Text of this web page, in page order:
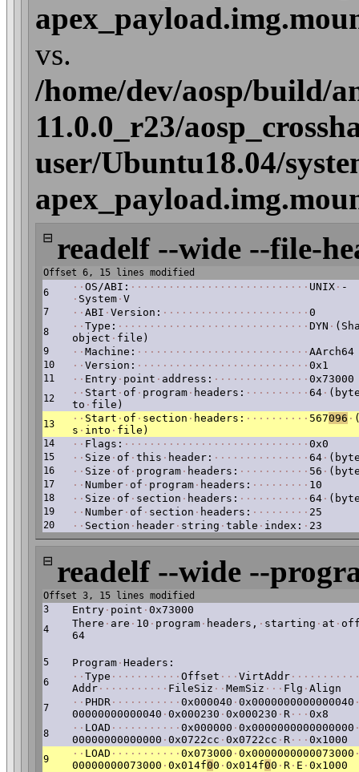
vs.
/home/dev/aosp/build/
11.0.0_r23/
user/Ubuntu18.04/
⊟ readelf --wide --file-
Offset 6, 15 lines modified
6
· · OS/ABI: · · · · · · · · · · · · · · · · · · · · · · · · · · · · UNIX · -
· System · V
7 · · ABI · Version: · · · · · · · · · · · · · · · · · · · · · · · 0
8 · · Type: · · · · · · · · · · · · · · · · · · · · · · · · · · · · · · DYN ·
object · file)
9 · · Machine: · · · · · · · · · · · · · · · · · · · · · · · · · · · AArch64
10 · · Version: · · · · · · · · · · · · · · · · · · · · · · · · · · · 0x1
11 · · Entry · point · address: · · · · · · · · · · · · · · · 0x73000
12 · · Start · of · program · headers: · · · · · · · · · · 64 ·
to · file)
13 · · Start · of · section · headers: · · · · · · · · · · 567096 ·
s · into · file)
14 · · Flags: · · · · · · · · · · · · · · · · · · · · · · · · · · · · · 0x0
15 · · Size · of · this · header: · · · · · · · · · · · · · · · 64 ·
16 · · Size · of · program · headers: · · · · · · · · · · · 56 ·
17 · · Number · of · program · headers: · · · · · · · · · 10
18 · · Size · of · section · headers: · · · · · · · · · · · 64 ·
19 · · Number · of · section · headers: · · · · · · · · · 25
20 · · Section · header · string · table · index: · 23
⊟ readelf --wide --
Offset 3, 15 lines modified
3
Entry · point · 0x73000
4 There · are · 10 · program · headers, · starting · at ·
64
5 Program · Headers:
6 · · Type · · · · · · · · · · · Offset · · · VirtAddr · · · · · · · · · ·
Addr · · · · · · · · · · · FileSiz · · MemSiz · · · Flg · Align
7 · · PHDR · · · · · · · · · · · 0x000040 · 0x0000000000000040
00000000000040 · 0x000230 · 0x000230 · R · · · 0x8
8 · · LOAD · · · · · · · · · · · 0x000000 · 0x0000000000000000
00000000000000 · 0x0722cc · 0x0722cc · R · · · 0x1000
9 · · LOAD · · · · · · · · · · · 0x073000 · 0x0000000000073000
00000000073000 · 0x014f00 · 0x014f00 · R · E · 0x1000